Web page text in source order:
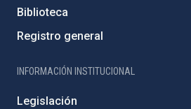
Biblioteca
Registro general
INFORMACIÓN INSTITUCIONAL
Legislación